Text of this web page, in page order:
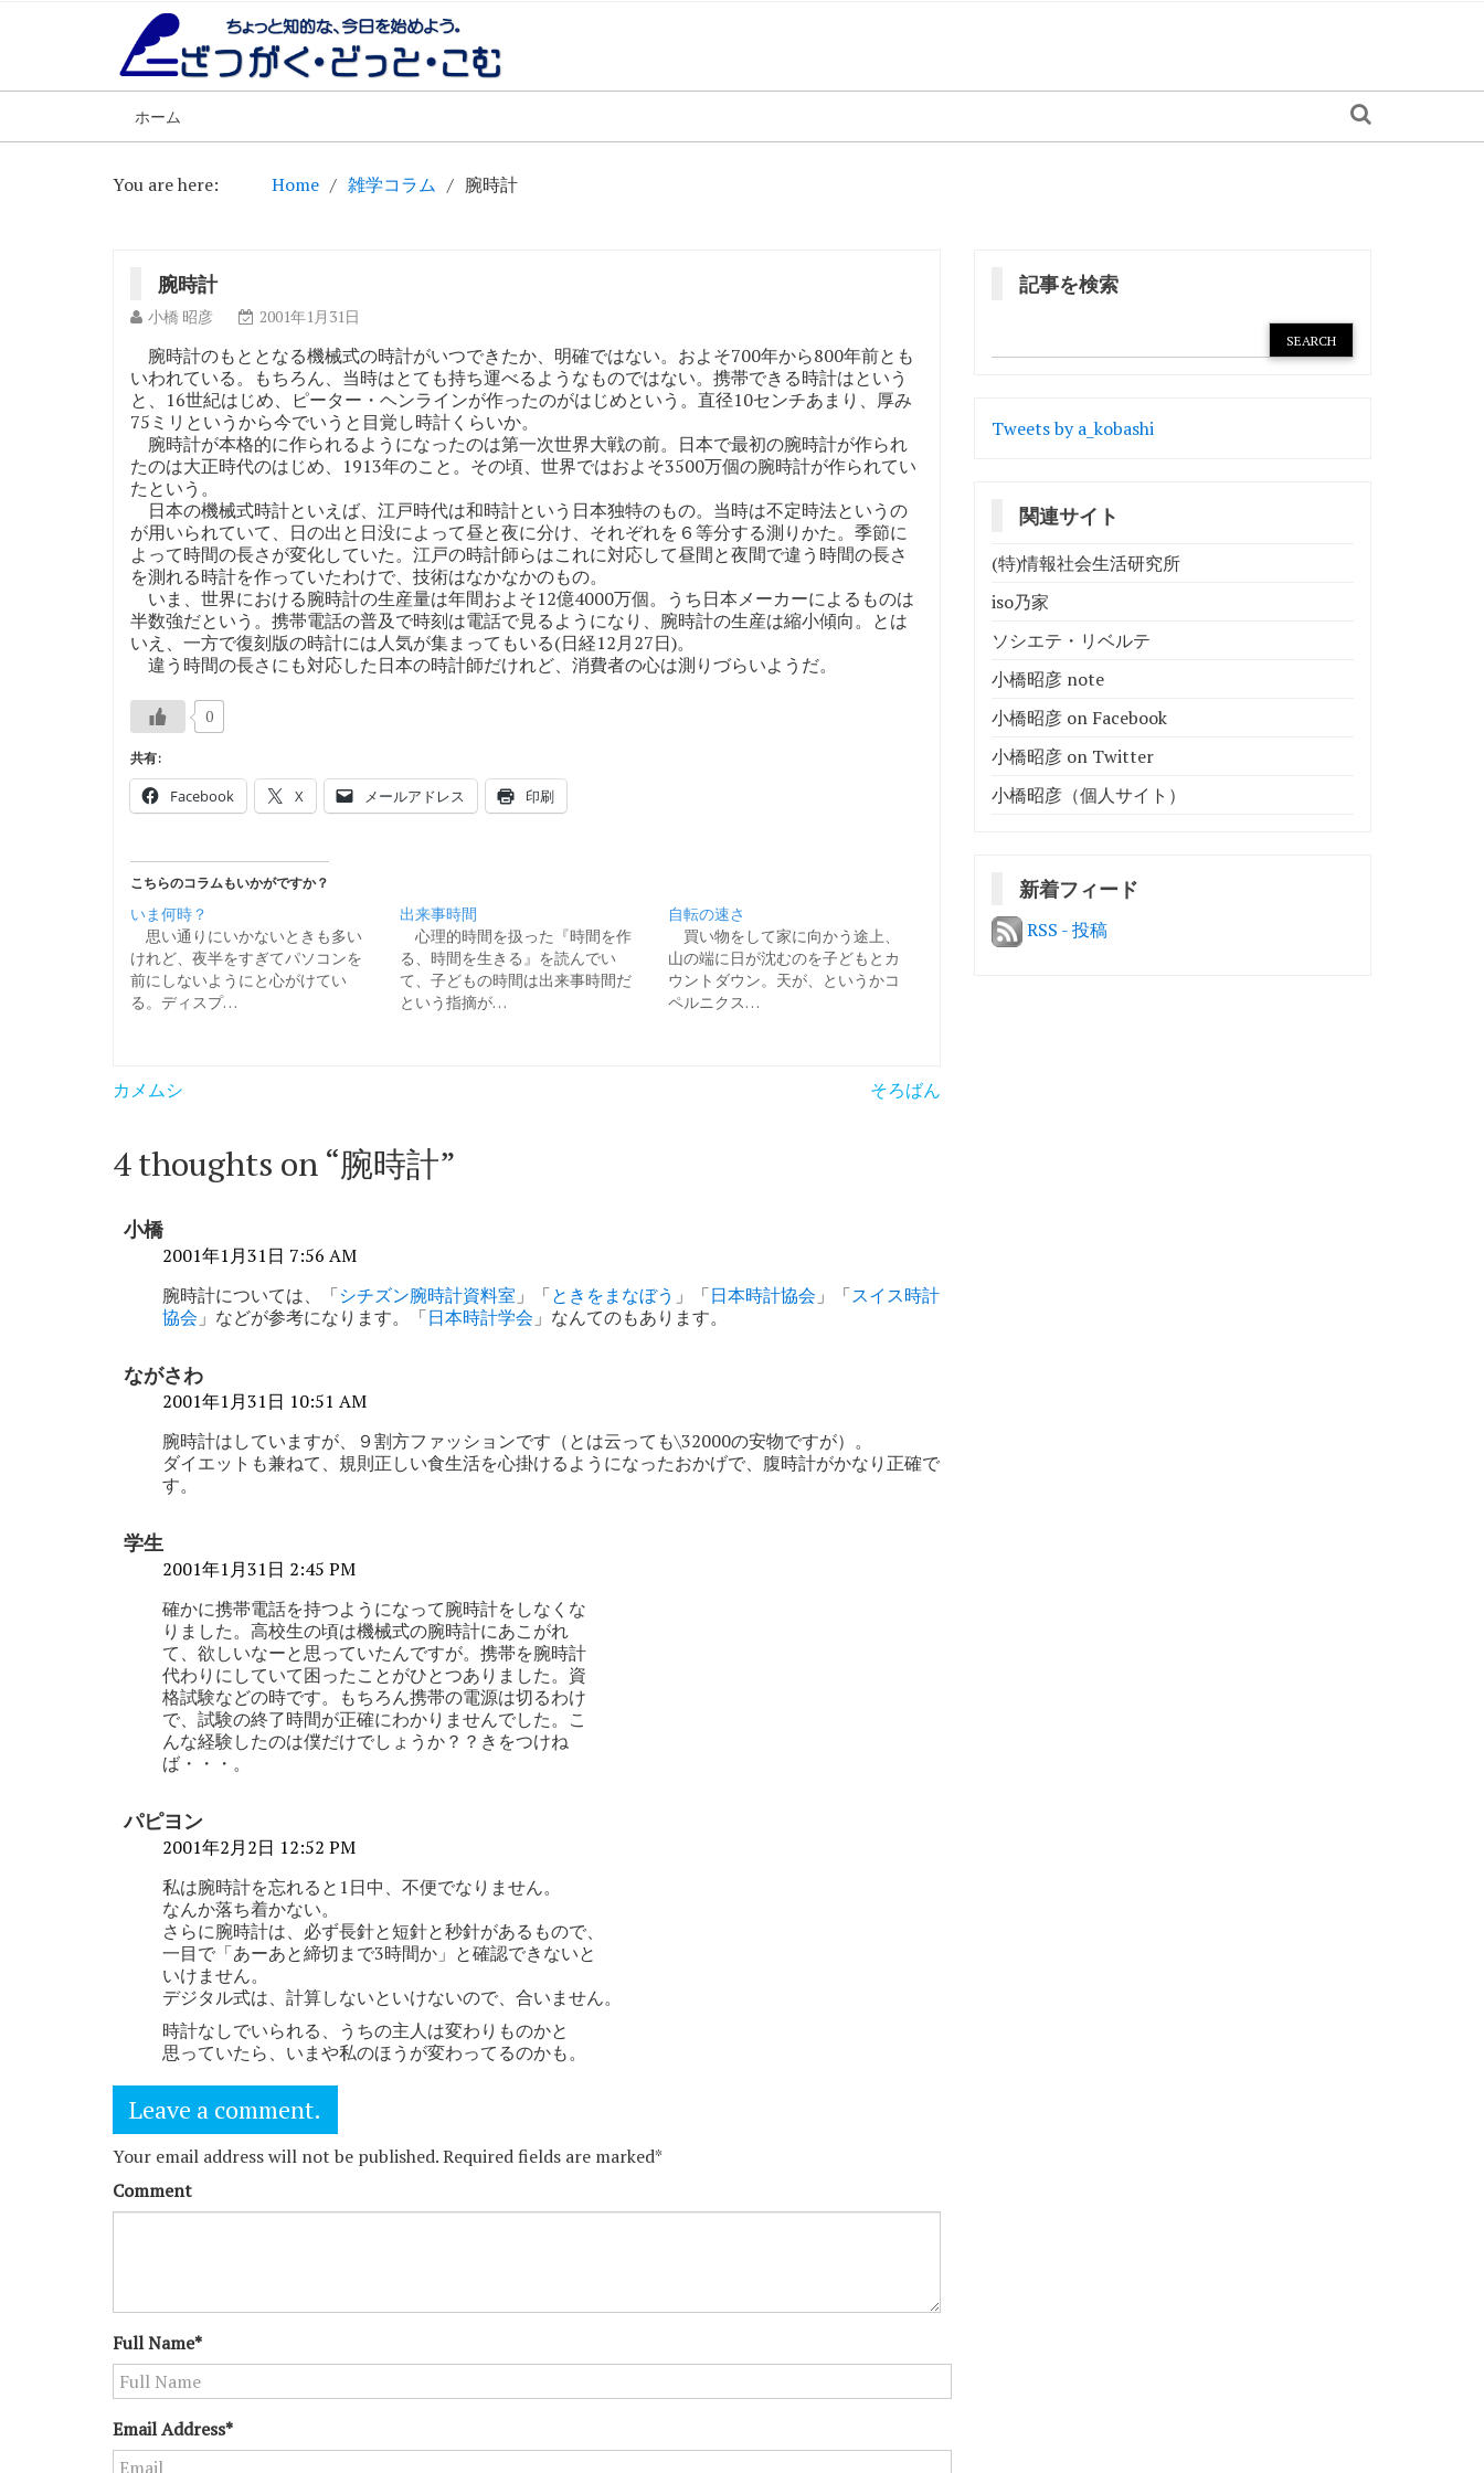
ホーム
You are here: Home 雑学コラム 腕時計
腕時計
小橋 昭彦 2001年1月31日
腕時計のもととなる機械式の時計がいつできたか、明確ではない。およそ700年から800年前とも
いわれている。もちろん、当時はとても持ち運べるようなものではない。携帯できる時計はという
と、16世紀はじめ、ピーター・ヘンラインが作ったのがはじめという。直径10センチあまり、厚み
75ミリというから今でいうと目覚し時計くらいか。
腕時計が本格的に作られるようになったのは第一次世界大戦の前。日本で最初の腕時計が作られ
たのは大正時代のはじめ、1913年のこと。その頃、世界ではおよそ3500万個の腕時計が作られてい
たという。
日本の機械式時計といえば、江戸時代は和時計という日本独特のもの。当時は不定時法というの
が用いられていて、日の出と日没によって昼と夜に分け、それぞれを６等分する測りかた。季節に
よって時間の長さが変化していた。江戸の時計師らはこれに対応して昼間と夜間で違う時間の長さ
を測れる時計を作っていたわけで、技術はなかなかのもの。
いま、世界における腕時計の生産量は年間およそ12億4000万個。うち日本メーカーによるものは
半数強だという。携帯電話の普及で時刻は電話で見るようになり、腕時計の生産は縮小傾向。とは
いえ、一方で復刻版の時計には人気が集まってもいる(日経12月27日)。
違う時間の長さにも対応した日本の時計師だけれど、消費者の心は測りづらいようだ。
0
共有:
Facebook X メールアドレス 印刷
こちらのコラムもいかがですか？
いま何時？
思い通りにいかないときも多い
けれど、夜半をすぎてパソコンを
前にしないようにと心がけてい
る。ディスプ…
出来事時間
心理的時間を扱った『時間を作
る、時間を生きる』を読んでい
て、子どもの時間は出来事時間だ
という指摘が…
自転の速さ
買い物をして家に向かう途上、
山の端に日が沈むのを子どもとカ
ウントダウン。天が、というかコ
ペルニクス…
投
ナ
ゲ
ン
カメムシ そろばん
4 thoughts on “腕時計”
小橋
2001年1月31日 7:56 AM
腕時計については、「シチズン腕時計資料室 」「ときをまなぼう 」「日本時計協会 」「スイス時計
協会 」などが参考になります。「日本時計学会 」なんてのもあります。
ながさわ
2001年1月31日 10:51 AM
腕時計はしていますが、９割方ファッションです（とは云っても\32000の安物ですが）。
ダイエットも兼ねて、規則正しい食生活を心掛けるようになったおかげで、腹時計がかなり正確で
す。
学生
2001年1月31日 2:45 PM
確かに携帯電話を持つようになって腕時計をしなくな
りました。高校生の頃は機械式の腕時計にあこがれ
て、欲しいなーと思っていたんですが。携帯を腕時計
代わりにしていて困ったことがひとつありました。資
格試験などの時です。もちろん携帯の電源は切るわけ
で、試験の終了時間が正確にわかりませんでした。こ
んな経験したのは僕だけでしょうか？？きをつけね
ば・・・。
パピヨン
2001年2月2日 12:52 PM
私は腕時計を忘れると1日中、不便でなりません。
なんか落ち着かない。
さらに腕時計は、必ず長針と短針と秒針があるもので、
一目で「あーあと締切まで3時間か」と確認できないと
いけません。
デジタル式は、計算しないといけないので、合いません。
時計なしでいられる、うちの主人は変わりものかと
思っていたら、いまや私のほうが変わってるのかも。
Leave a comment.
Your email address will not be published. Required fields are marked*
Comment
Full Name*
Email Address*
記事を検索
Tweets by a_kobashi
関連サイト
(特)情報社会生活研究所
iso乃家
ソシエテ・リベルテ
小橋昭彦 note
小橋昭彦 on Facebook
小橋昭彦 on Twitter
小橋昭彦（個人サイト）
新着フィード
RSS - 投稿